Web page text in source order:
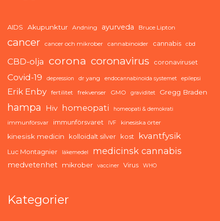
AIDS Akupunktur Andning ayurveda Bruce Lipton
cancer cancer och mikrober cannabinoider cannabis cbd
CBD-olja corona coronavirus coronaviruset
Covid-19 depression dr yang endocannabinoida systemet epilepsi
Erik Enby fertilitet frekvenser GMO graviditet Gregg Braden
hampa Hiv homeopati homeopati & demokrati
immunförsvar immunförsvaret IVF kinesiska örter
kinesisk medicin kolloidalt silver kost kvantfysik
Luc Montagnier läkemedel medicinsk cannabis
medvetenhet mikrober vacciner Virus WHO
Kategorier